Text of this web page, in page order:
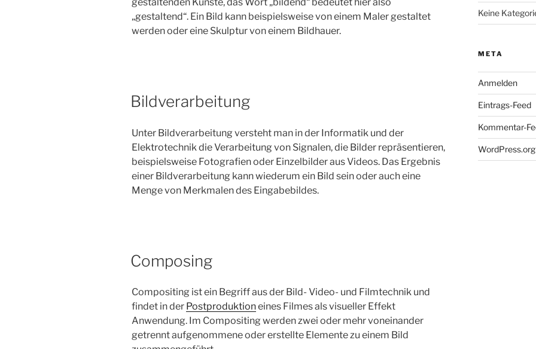
„gestaltend“. Ein Bild kann beispielsweise von einem Maler gestaltet
werden oder eine Skulptur von einem Bildhauer.
Bildverarbeitung
Unter Bildverarbeitung versteht man in der Informatik und der
Elektrotechnik die Verarbeitung von Signalen, die Bilder repräsentieren,
beispielsweise Fotografien oder Einzelbilder aus Videos. Das Ergebnis
einer Bildverarbeitung kann wiederum ein Bild sein oder auch eine
Menge von Merkmalen des Eingabebildes.
Composing
Compositing ist ein Begriff aus der Bild- Video- und Filmtechnik und
findet in der Postproduktioneines Filmes als visueller Effekt
Anwendung. Im Compositing werden zwei oder mehr voneinander
getrennt aufgenommene oder erstellte Elemente zu einem Bild
Keine
META
Anmelden
Eintrags-Feed
Kommentar-
WordPress.org